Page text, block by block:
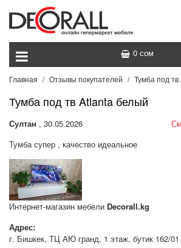
0 сом
Главная Отзывы покупателей Тумба под
Тумба под тв Atlanta белый
Султан , 30.05.2026
Тумба супер , качество идеальное
Интернет-магазин мебели Decorall.kg
Адрес:
г. Бишкек, ТЦ АЮ гранд, 1 этаж, бутик 162/01